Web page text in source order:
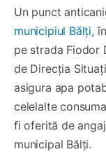
Un punct
municipiul Bălți,în
pe strada Fiodor
de Direcția
asigura apa
celelalte
fi oferită de
municipal Bălți.